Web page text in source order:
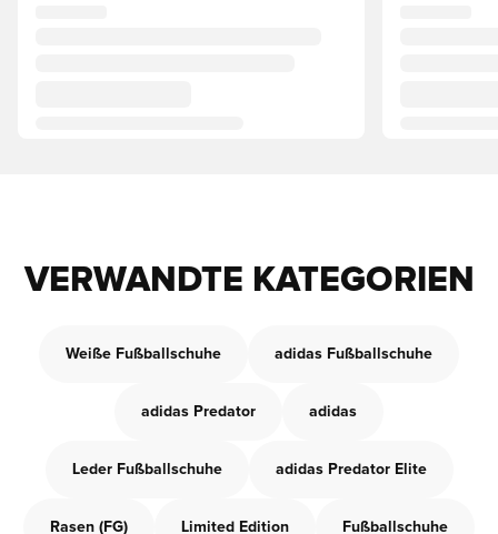
VERWANDTE KATEGORIEN
Weiße Fußballschuhe adidas Fußballschuhe
adidas Predator adidas
Leder Fußballschuhe adidas Predator Elite
Rasen (FG) Limited Edition Fußballschuhe